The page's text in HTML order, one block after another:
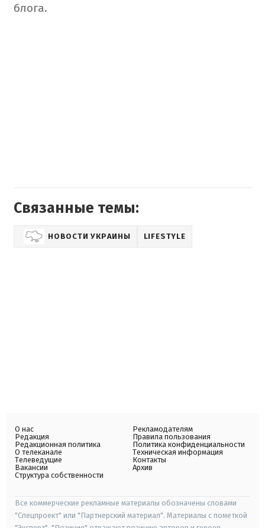
блога.
Связанные темы:
НОВОСТИ УКРАИНЫ LIFESTYLE
О нас
Редакция
Редакционная политика
О телеканале
Телеведущие
Вакансии
Структура собственности
Рекламодателям
Правила пользования
Политика конфиденциальности
Техническая информация
Контакты
Архив
Все коммерческие рекламные материалы обозначены словами
"Спецпроект" или "Партнерский материал". Материалы с пометкой